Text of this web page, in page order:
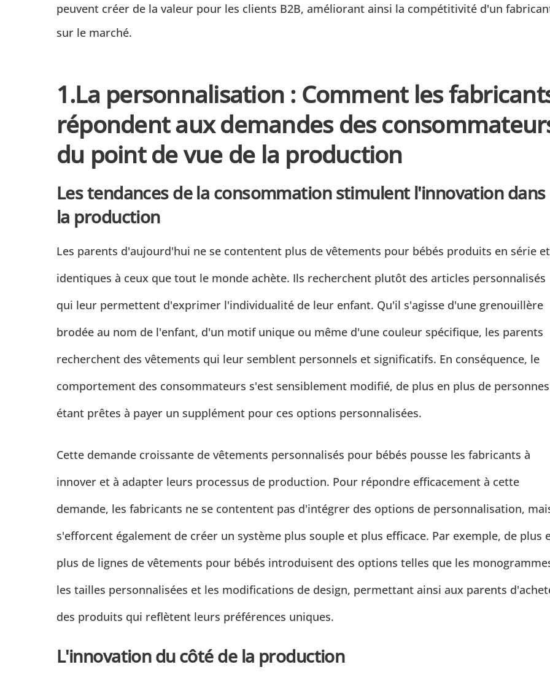
peuvent créer de la valeur pour les clients B2B, améliorant ainsi la compétitivité d'un
sur le marché.
1.La personnalisation : Comment les
répondent aux demandes des
du point de vue de la production
Les tendances de la consommation stimulent l'innovation dans
la production
Les parents d'aujourd'hui ne se contentent plus de vêtements pour bébés produits en série et
identiques à ceux que tout le monde achète. Ils recherchent plutôt des articles personnalisés
qui leur permettent d'exprimer l'individualité de leur enfant. Qu'il s'agisse d'une grenouillère
brodée au nom de l'enfant, d'un motif unique ou même d'une couleur spécifique, les parents
recherchent des vêtements qui leur semblent personnels et significatifs. En conséquence, le
comportement des consommateurs s'est sensiblement modifié, de plus en plus de personnes
étant prêtes à payer un supplément pour ces options personnalisées.
Cette demande croissante de vêtements personnalisés pour bébés pousse les fabricants à
innover et à adapter leurs processus de production. Pour répondre efficacement à cette
demande, les fabricants ne se contentent pas d'intégrer des options de personnalisation,
s'efforcent également de créer un système plus souple et plus efficace. Par exemple, de plus
plus de lignes de vêtements pour bébés introduisent des options telles que les
les tailles personnalisées et les modifications de design, permettant ainsi aux parents
des produits qui reflètent leurs préférences uniques.
L'innovation du côté de la production